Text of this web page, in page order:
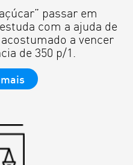
passar em
com a ajuda de
a vencer
de 350 p/1.